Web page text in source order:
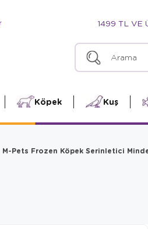
1499 TL VE
Köpek Kuş
M-Pets Frozen Köpek Serinletici